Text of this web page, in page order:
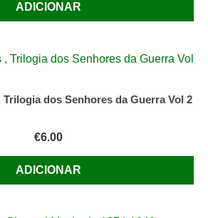
ADICIONAR
dos Senhores da Guerra Vol 2
€6.00
ADICIONAR